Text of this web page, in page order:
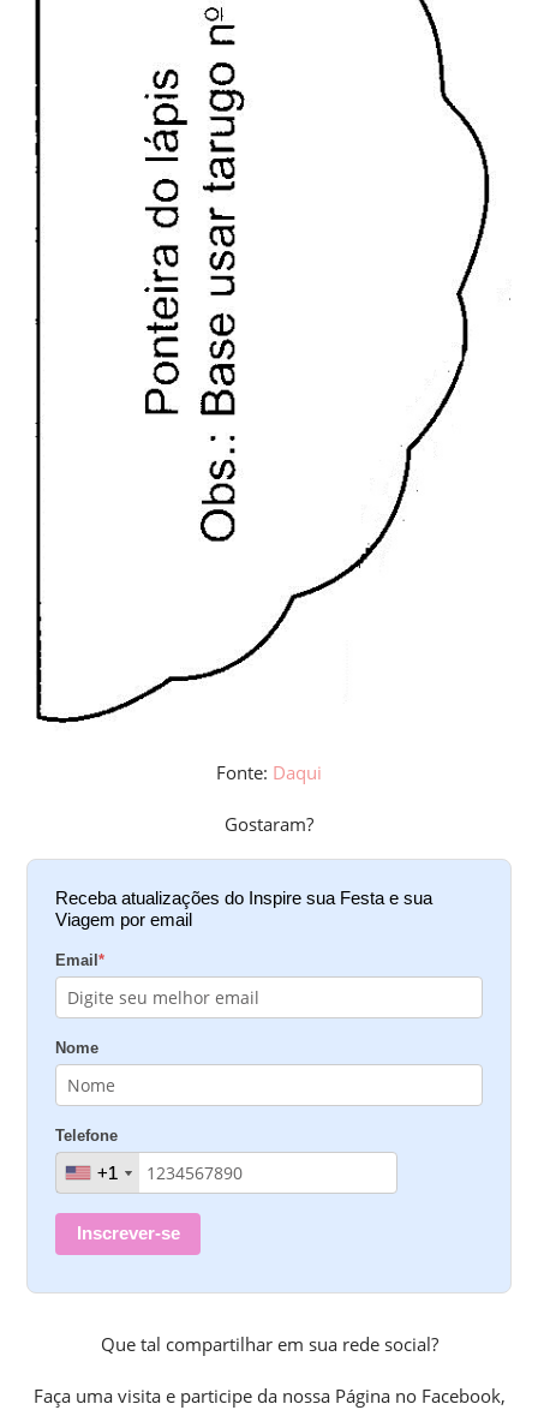
Fonte: Daqui
Gostaram?
Receba atualizações do Inspire sua Festa e sua
Viagem por email
Email*
Nome
Telefone
+1
+1
Inscrever-se
Que tal compartilhar em sua rede social?
Faça uma visita e participe da nossa Página no Facebook,